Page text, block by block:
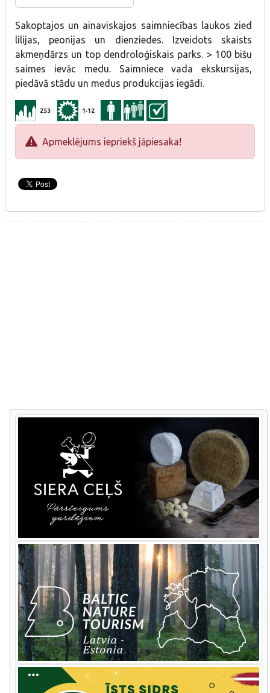
Sakoptajos un ainaviskajos saimniecības laukos zied
lilijas, peonijas un dienziedes. Izveidots skaists
akmeņdārzs un top dendroloģiskais parks. > 100 bišu
saimes ievāc medu. Saimniece vada ekskursijas,
piedāvā stādu un medus produkcijas iegādi.
253 1-12
Apmeklējums iepriekš jāpiesaka!